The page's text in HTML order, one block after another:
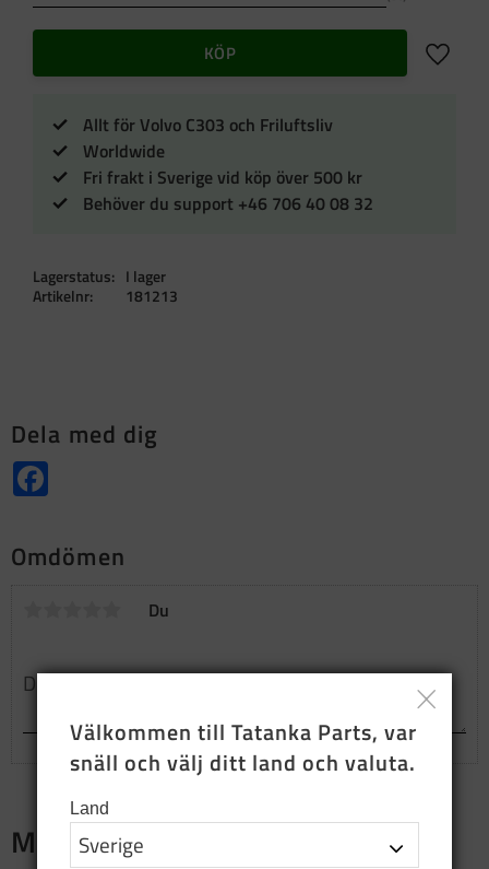
KÖP Lägg
Allt för Volvo C303 och Friluftsliv
Worldwide
Fri frakt i Sverige vid köp över 500 kr
Behöver du support +46 706 40 08 32
Lagerstatus
I lager
Artikelnr
181213
Dela med dig
Omdömen
Du
Merch
Välkommen till Tatanka Parts, var
snäll och välj ditt land och valuta.
Land